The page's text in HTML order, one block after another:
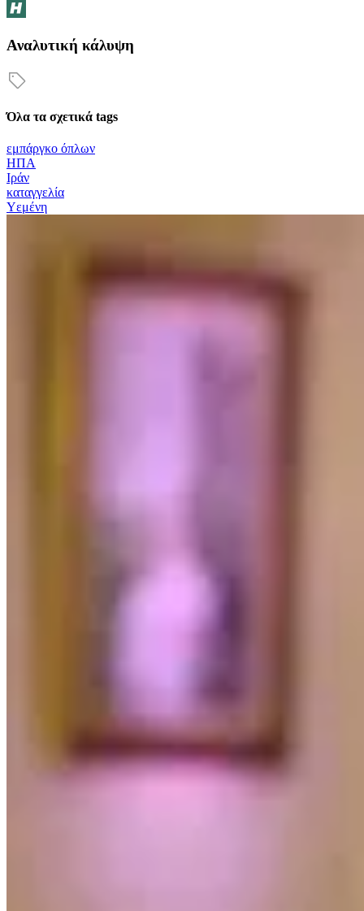
Αναλυτική κάλυψη
Όλα τα σχετικά tags
εμπάργκο όπλων
ΗΠΑ
Ιράν
καταγγελία
Υεμένη